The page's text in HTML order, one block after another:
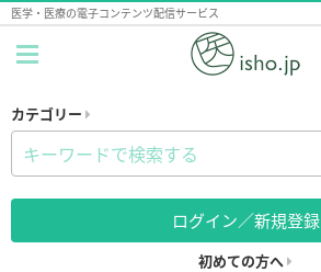
医学・医療の電子コンテンツ配信サービス
カテゴリー
ログイン／新規登録
初めての方へ